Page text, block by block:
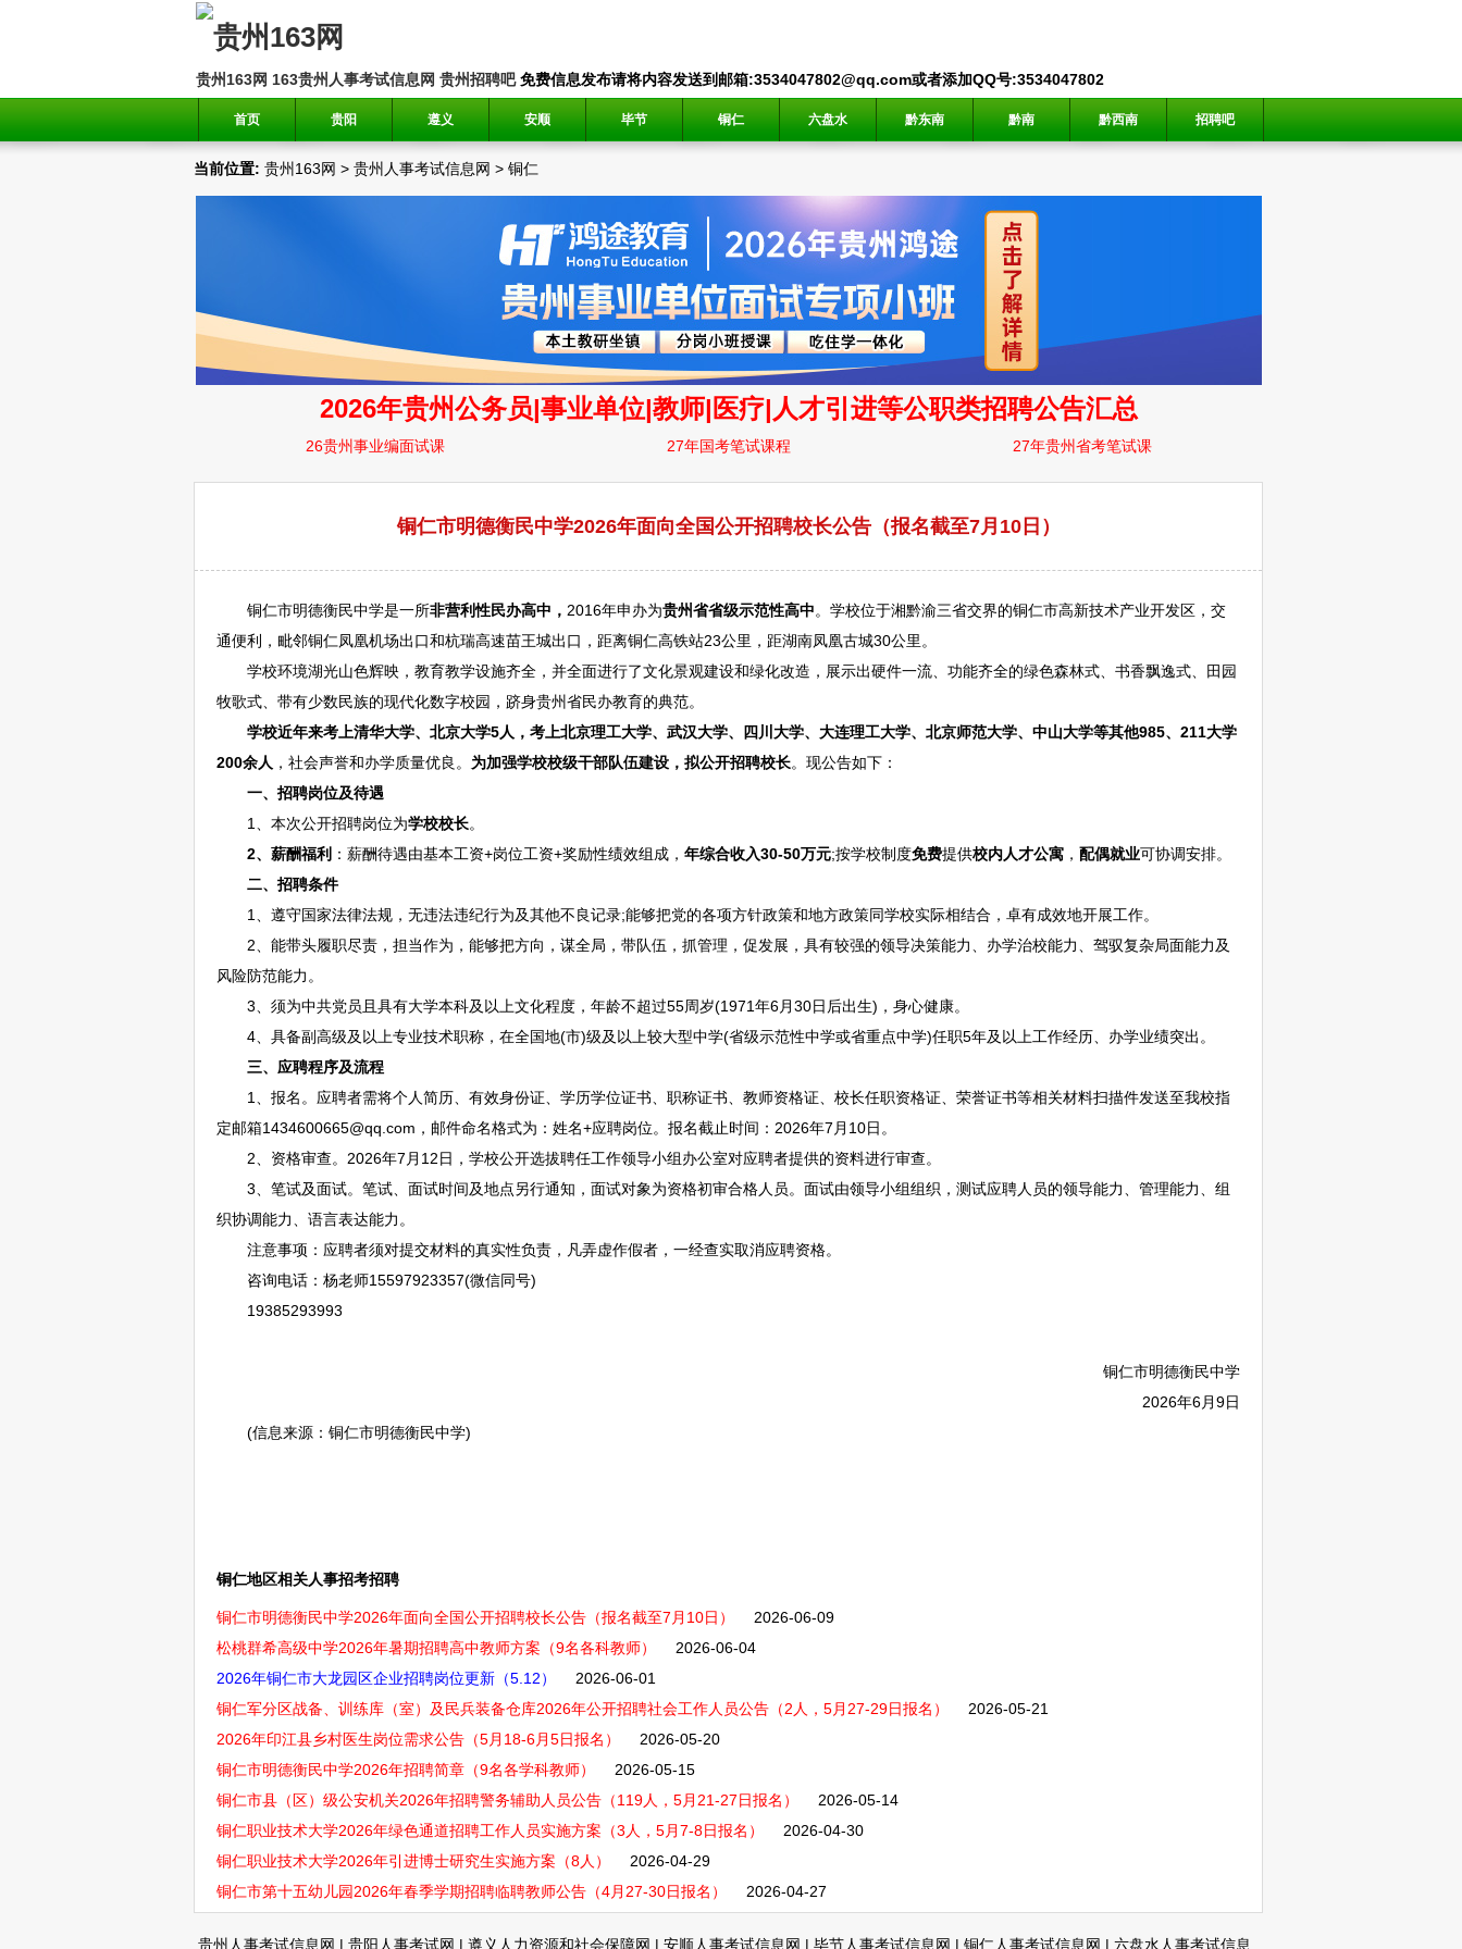
贵州163网 163贵州人事考试信息网 贵州招聘吧免费信息发布请将内容发送到邮箱:3534047802@qq.com或者添加QQ号:3534047802
首页 贵阳 遵义 安顺 毕节 铜仁 六盘水 黔东南 黔南 黔西南 招聘吧
当前位置: 贵州163网 > 贵州人事考试信息网 > 铜仁
铜仁市明德衡民中学2026年面向全国公开招聘校长公告（报名截至7月10日）
铜仁市明德衡民中学是一所非营利性民办高中， 2016年申办为贵州省省级示范性高中。学校位于湘黔渝三省交界的铜仁市高新技术产业开发区，交
通便利，毗邻铜仁凤凰机场出口和杭瑞高速苗王城出口，距离铜仁高铁站23公里，距湖南凤凰古城30公里。
学校环境湖光山色辉映，教育教学设施齐全，并全面进行了文化景观建设和绿化改造，展示出硬件一流、功能齐全的绿色森林式、书香飘逸式、田园
牧歌式、带有少数民族的现代化数字校园，跻身贵州省民办教育的典范。
学校近年来考上清华大学、北京大学5人，考上北京理工大学、武汉大学、四川大学、大连理工大学、北京师范大学、中山大学等其他985、211大学
200余人 ，社会声誉和办学质量优良。 为加强学校校级干部队伍建设，拟公开招聘校长。现公告如下：
一、 招聘岗位及待遇
1、本次公开招聘岗位为学校校长。
2、薪酬福利 ：薪酬待遇由基本工资+岗位工资+奖励性绩效组成， 年综合收入30-50万元;按学校制度免费提供校内人才公寓 ， 配偶就业可协调安排。
二、 招聘条件
1、遵守国家法律法规，无违法违纪行为及其他不良记录;能够把党的各项方针政策和地方政策同学校实际相结合，卓有成效地开展工作。
2、能带头履职尽责，担当作为，能够把方向，谋全局，带队伍，抓管理，促发展，具有较强的领导决策能力、办学治校能力、驾驭复杂局面能力及
风险防范能力。
3、须为中共党员且具有大学本科及以上文化程度，年龄不超过55周岁(1971年6月30日后出生)，身心健康。
4、具备副高级及以上专业技术职称，在全国地(市)级及以上较大型中学(省级示范性中学或省重点中学)任职5年及以上工作经历、办学业绩突出。
三、应聘程序及流程
1、报名。应聘者需将个人简历、有效身份证、学历学位证书、职称证书、 教师资格证、校长任职资格证、荣誉证书等相关材料扫描件发送至我校指
定邮箱1434600665@qq.com，邮件命名格式为：姓名+应聘岗位。报名截止时间：2026年7月10日。
2、资格审查。2026年7月12日，学校公开选拔聘任工作领导小组办公室对应聘者提供的资料进行审查。
3、笔试及面试。笔试、面试时间及地点另行通知，面试对象为资格初审合格人员。面试由领导小组组织，测试应聘人员的领导能力、管理能力、组
织协调能力、语言表达能力。
注意事项：应聘者须对提交材料的真实性负责，凡弄虚作假者，一经查实取消应聘资格。
咨询电话：杨老师15597923357(微信同号)
19385293993
铜仁市明德衡民中学
2026年6月9日
(信息来源： 铜仁市明德衡民中学)
铜仁地区相关人事招考招聘
铜仁市明德衡民中学2026年面向全国公开招聘校长公告（报名截至7月10日）
2026-06-09
松桃群希高级中学2026年暑期招聘高中教师方案（9名各科教师）
2026-06-04
2026年铜仁市大龙园区企业招聘岗位更新（5.12）
2026-06-01
铜仁军分区战备、训练库（室）及民兵装备仓库2026年公开招聘社会工作人员公告（2人，5月27-29日报名）
2026-05-21
2026年印江县乡村医生岗位需求公告（5月18-6月5日报名）
2026-05-20
铜仁市明德衡民中学2026年招聘简章（9名各学科教师）
2026-05-15
铜仁市县（区）级公安机关2026年招聘警务辅助人员公告（119人，5月21-27日报名）
2026-05-14
铜仁职业技术大学2026年绿色通道招聘工作人员实施方案（3人，5月7-8日报名）
2026-04-30
铜仁职业技术大学2026年引进博士研究生实施方案（8人）
2026-04-29
铜仁市第十五幼儿园2026年春季学期招聘临聘教师公告（4月27-30日报名）
2026-04-27
贵州人事考试信息网 | 贵阳人事考试网 | 遵义人力资源和社会保障网 | 安顺人事考试信息网 | 毕节人事考试信息网 | 铜仁人事考试信息网 | 六盘水人事考试信息